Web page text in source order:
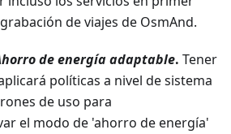
de viajes de OsmAnd.
de energía adaptable. Tener
políticas a nivel de sistema
de uso para
el modo de 'ahorro de energía'